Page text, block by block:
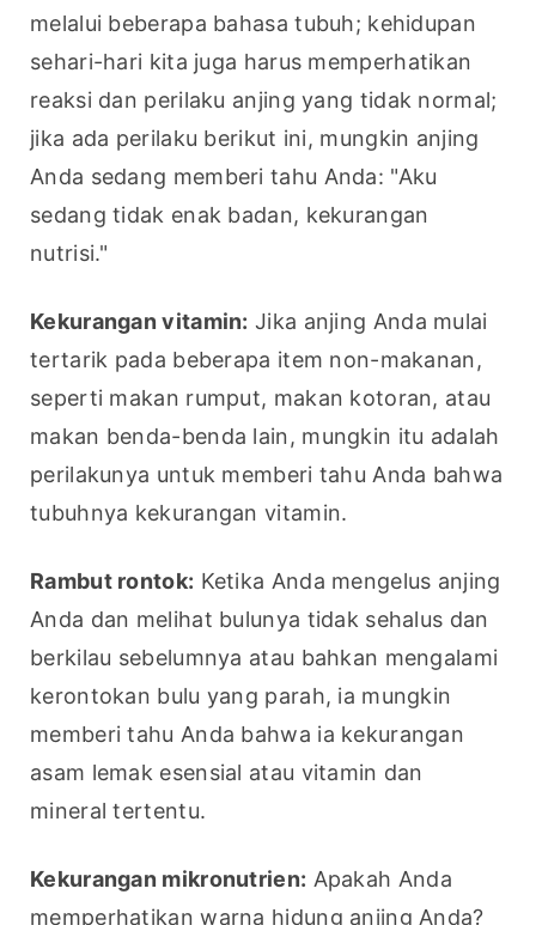
melalui beberapa bahasa tubuh; kehidupan
sehari-hari kita juga harus memperhatikan
reaksi dan perilaku anjing yang tidak normal;
jika ada perilaku berikut ini, mungkin anjing
Anda sedang memberi tahu Anda: "Aku
sedang tidak enak badan, kekurangan
nutrisi."
Kekurangan vitamin: Jika anjing Anda mulai
tertarik pada beberapa item non-makanan,
seperti makan rumput, makan kotoran, atau
makan benda-benda lain, mungkin itu adalah
perilakunya untuk memberi tahu Anda bahwa
tubuhnya kekurangan vitamin.
Rambut rontok: Ketika Anda mengelus anjing
Anda dan melihat bulunya tidak sehalus dan
berkilau sebelumnya atau bahkan mengalami
kerontokan bulu yang parah, ia mungkin
memberi tahu Anda bahwa ia kekurangan
asam lemak esensial atau vitamin dan
mineral tertentu.
Kekurangan mikronutrien: Apakah Anda
memperhatikan warna hidung anjing Anda?